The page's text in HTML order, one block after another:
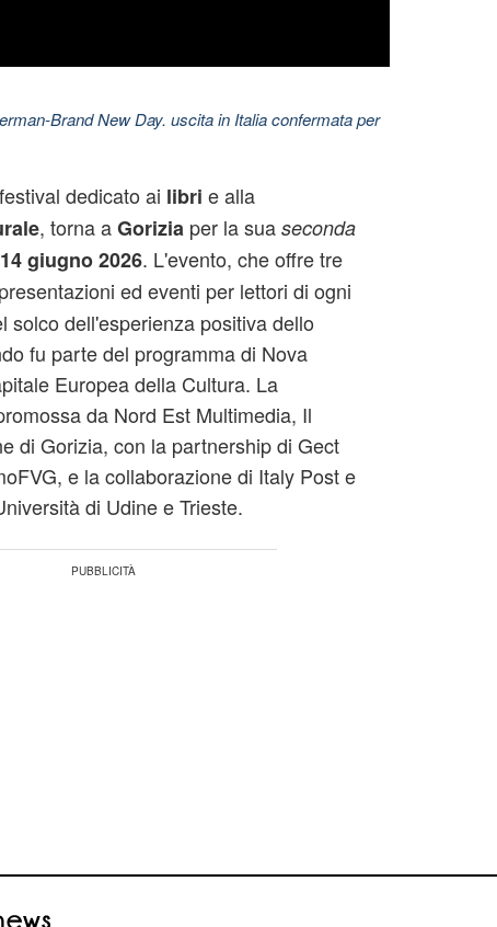
Brand New Day. uscita in Italia confermata per
dedicato ai libri e alla
, torna aGorizia per la sua seconda
giugno 2026. L'evento, che offre tre
ed eventi per lettori di ogni
solco dell'esperienza positiva dello
fu parte del programma di Nova
Europea della Cultura. La
da Nord Est Multimedia, Il
di Gorizia, con la partnership di Gect
e la collaborazione di Italy Post e
di Udine e Trieste.